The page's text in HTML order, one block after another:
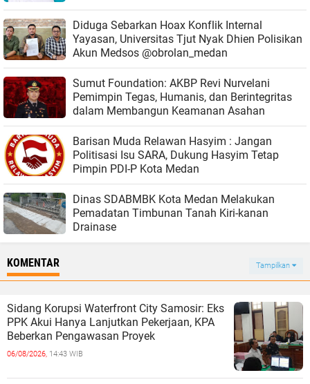
Diduga Sebarkan Hoax Konflik Internal
Yayasan, Universitas Tjut Nyak Dhien Polisikan
Akun Medsos @obrolan_medan
Sumut Foundation: AKBP Revi Nurvelani
Pemimpin Tegas, Humanis, dan Berintegritas
dalam Membangun Keamanan Asahan
Barisan Muda Relawan Hasyim : Jangan
Politisasi Isu SARA, Dukung Hasyim Tetap
Pimpin PDI-P Kota Medan
Dinas SDABMBK Kota Medan Melakukan
Pemadatan Timbunan Tanah Kiri-kanan
Drainase
KOMENTAR Tampilkan
Sidang Korupsi Waterfront City Samosir: Eks
PPK Akui Hanya Lanjutkan Pekerjaan, KPA
Beberkan Pengawasan Proyek
06/08/2026, 14:43 WIB